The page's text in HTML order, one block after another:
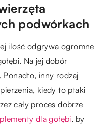
podwórkach
ilość odgrywa ogromne
Na jej dobór
Ponadto, inny rodzaj
kiedy to ptaki
cały proces dobrze
dla gołębi, by